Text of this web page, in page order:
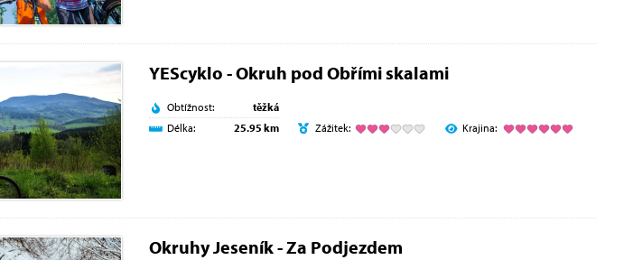
YEScyklo - Okruh pod Obřími skalami
Obtížnost:
těžká
Délka:
25.95 km Zážitek: Krajina:
Okruhy Jeseník - Za Podjezdem